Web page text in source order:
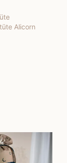
Alicorn